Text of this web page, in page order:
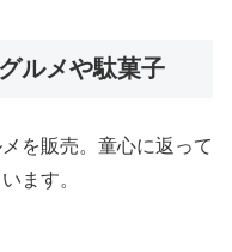
ルメや駄菓子
を販売。童心に返って
ます。